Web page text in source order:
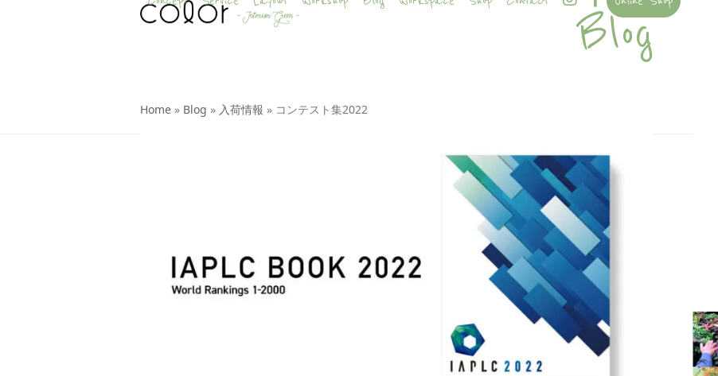
Blog
Home » Blog » 入荷情報 » コンテスト集2022